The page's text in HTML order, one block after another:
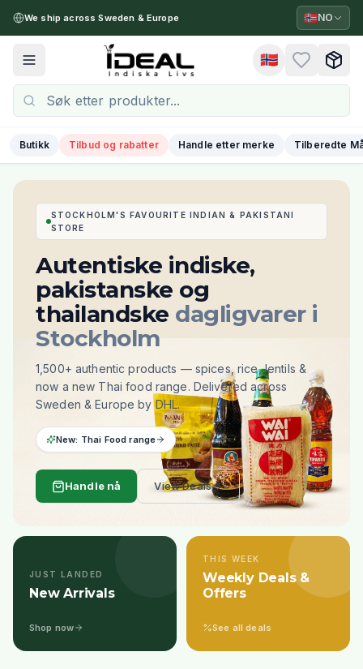
We ship across Sweden & Europe 🇳🇴NO
Toggle menu 🇳🇴
Butikk Tilbud og rabatter Handle etter merke Tilberedte
STOCKHOLM'S FAVOURITE INDIAN & PAKISTANI
STORE
Autentiske indiske,
pakistanske og
thailandske dagligvarer i
Stockholm
1,500+ authentic products — spices, rice, lentils &
now a new Thai food range. Delivered across
Sweden & Europe by DHL.
New: Thai Food range
Handle nå View Deals
JUST LANDED
New Arrivals
Shop now
THIS WEEK
Weekly Deals &
Offers
See all deals